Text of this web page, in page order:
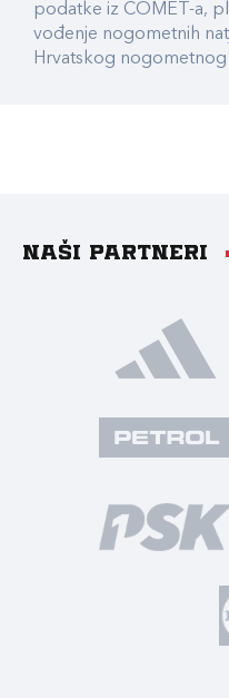
podatke iz COMET-a,
vođenje nogometnih
Hrvatskog nogometnog
Naši partneri